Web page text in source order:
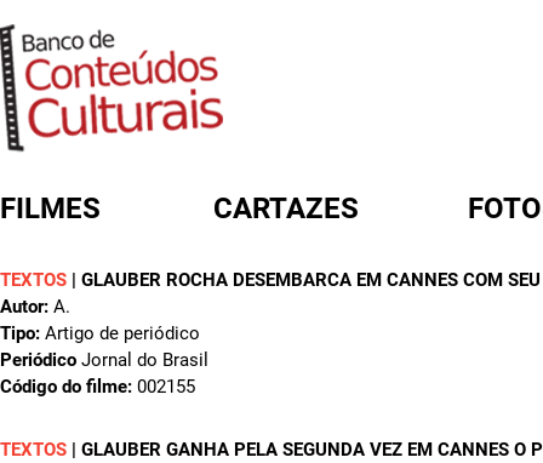
FILMES CARTAZES
TEXTOS | GLAUBER ROCHA DESEMBARCA EM CANNES COM
Autor: A.
Tipo: Artigo de periódico
Periódico Jornal do Brasil
Código do filme: 002155
TEXTOS | GLAUBER GANHA PELA SEGUNDA VEZ EM CANNES O
FORMULÁRIO DE BUSCA